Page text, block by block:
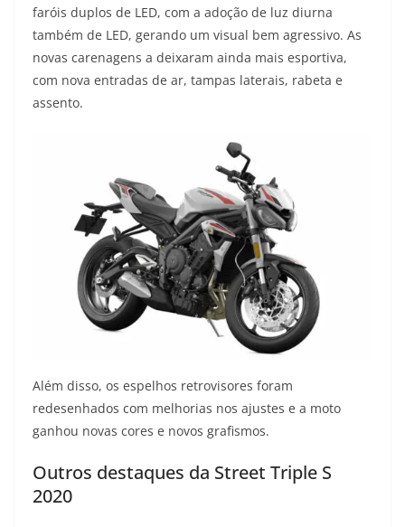
faróis duplos de LED, com a adoção de luz diurna
também de LED, gerando um visual bem agressivo. As
novas carenagens a deixaram ainda mais esportiva,
com nova entradas de ar, tampas laterais, rabeta e
assento.
Além disso, os espelhos retrovisores foram
redesenhados com melhorias nos ajustes e a moto
ganhou novas cores e novos grafismos.
Outros destaques da Street Triple S
2020